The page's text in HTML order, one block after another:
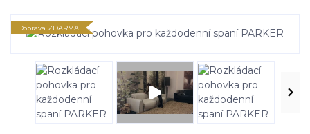
Doprava ZDARMA